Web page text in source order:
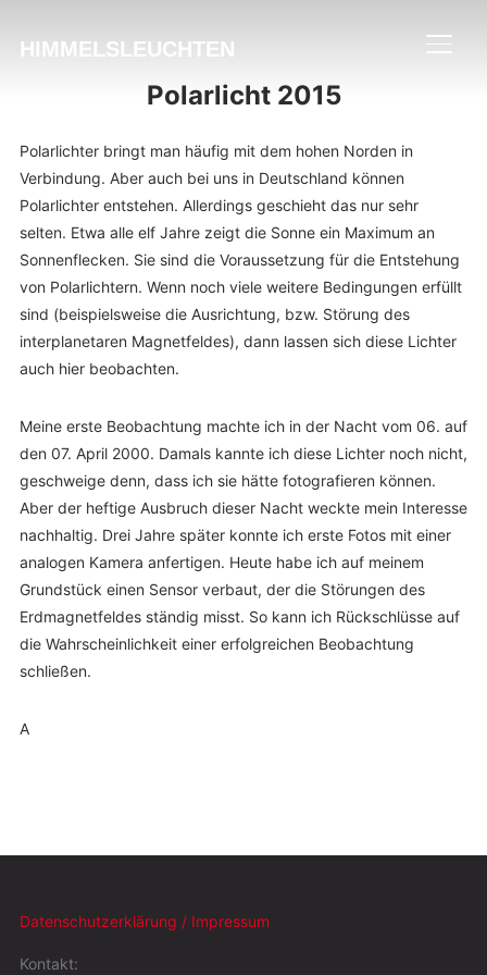
HIMMELSLEUCHTEN
Polarlicht 2015
Polarlichter bringt man häufig mit dem hohen Norden in
Verbindung. Aber auch bei uns in Deutschland können
Polarlichter entstehen. Allerdings geschieht das nur sehr
selten. Etwa alle elf Jahre zeigt die Sonne ein Maximum an
Sonnenflecken. Sie sind die Voraussetzung für die Entstehung
von Polarlichtern. Wenn noch viele weitere Bedingungen erfüllt
sind (beispielsweise die Ausrichtung, bzw. Störung des
interplanetaren Magnetfeldes), dann lassen sich diese Lichter
auch hier beobachten.
Meine erste Beobachtung machte ich in der Nacht vom 06. auf
den 07. April 2000. Damals kannte ich diese Lichter noch nicht,
geschweige denn, dass ich sie hätte fotografieren können.
Aber der heftige Ausbruch dieser Nacht weckte mein Interesse
nachhaltig. Drei Jahre später konnte ich erste Fotos mit einer
analogen Kamera anfertigen. Heute habe ich auf meinem
Grundstück einen Sensor verbaut, der die Störungen des
Erdmagnetfeldes ständig misst. So kann ich Rückschlüsse auf
die Wahrscheinlichkeit einer erfolgreichen Beobachtung
schließen.
A
Datenschutzerklärung / Impressum
Kontakt: